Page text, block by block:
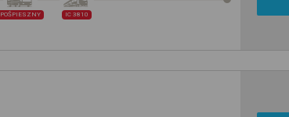
POŚPIESZNY IC 3810